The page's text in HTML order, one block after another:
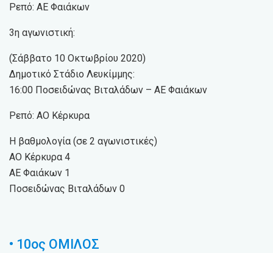
Ρεπό: ΑΕ Φαιάκων
3η αγωνιστική:
(Σάββατο 10 Οκτωβρίου 2020)
Δημοτικό Στάδιο Λευκίμμης:
16:00 Ποσειδώνας Βιταλάδων – ΑΕ Φαιάκων
Ρεπό: ΑΟ Κέρκυρα
Η βαθμολογία (σε 2 αγωνιστικές)
ΑΟ Κέρκυρα 4
ΑΕ Φαιάκων 1
Ποσειδώνας Βιταλάδων 0
• 10ος ΟΜΙΛΟΣ